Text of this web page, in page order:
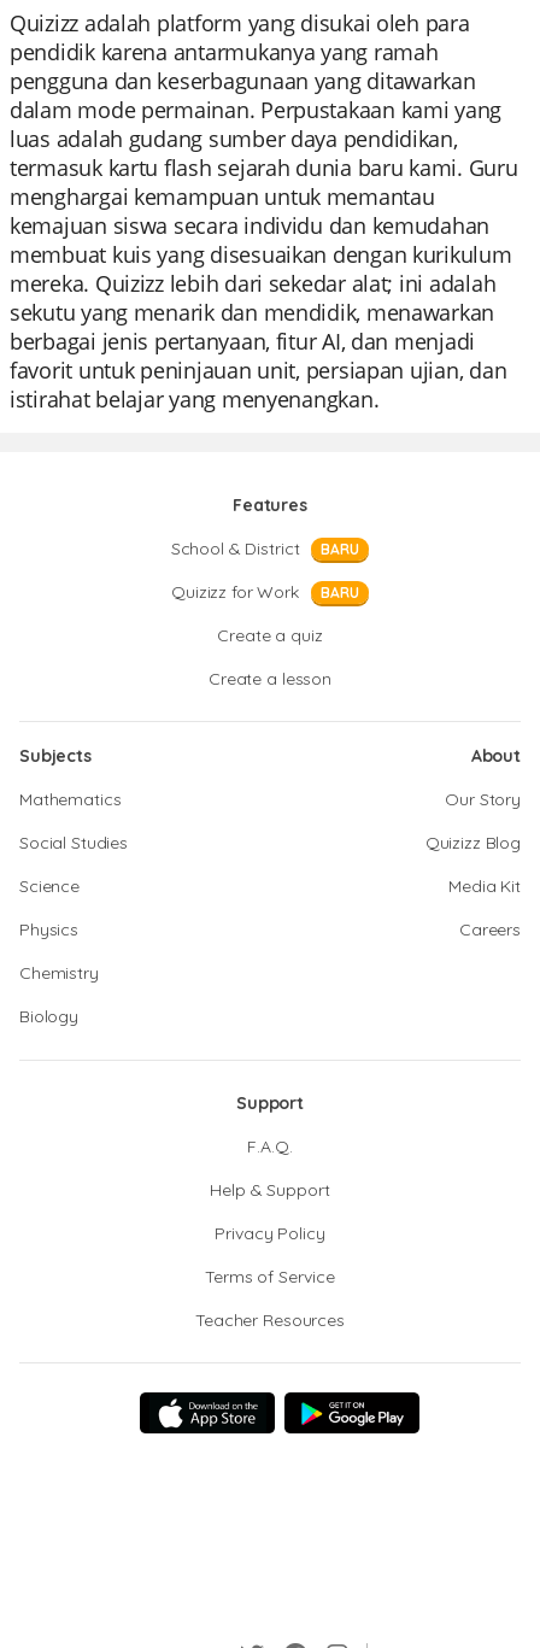
Quizizz adalah platform yang disukai oleh para
pendidik karena antarmukanya yang ramah
pengguna dan keserbagunaan yang ditawarkan
dalam mode permainan. Perpustakaan kami yang
luas adalah gudang sumber daya pendidikan,
termasuk kartu flash sejarah dunia baru kami. Guru
menghargai kemampuan untuk memantau
kemajuan siswa secara individu dan kemudahan
membuat kuis yang disesuaikan dengan kurikulum
mereka. Quizizz lebih dari sekedar alat; ini adalah
sekutu yang menarik dan mendidik, menawarkan
berbagai jenis pertanyaan, fitur AI, dan menjadi
favorit untuk peninjauan unit, persiapan ujian, dan
istirahat belajar yang menyenangkan.
Features
School & District
BARU
Quizizz for Work BARU
Create a quiz
Create a lesson
Subjects
Mathematics
Social Studies
Science
Physics
Chemistry
Biology
About
Our Story
Quizizz Blog
Media Kit
Careers
Support
F.A.Q.
Help & Support
Privacy Policy
Terms of Service
Teacher Resources